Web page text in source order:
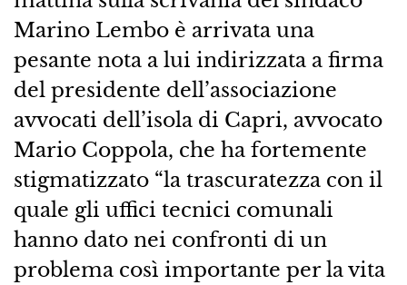
Marino Lembo è arrivata una
pesante nota a lui indirizzata a firma
del presidente dell’associazione
avvocati dell’isola di Capri, avvocato
Mario Coppola, che ha fortemente
stigmatizzato “la trascuratezza con il
quale gli uffici tecnici comunali
hanno dato nei confronti di un
problema così importante per la vita